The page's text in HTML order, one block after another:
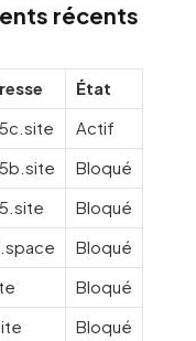
récents
État
Actif
Bloqué
Bloqué
Bloqué
Bloqué
Bloqué